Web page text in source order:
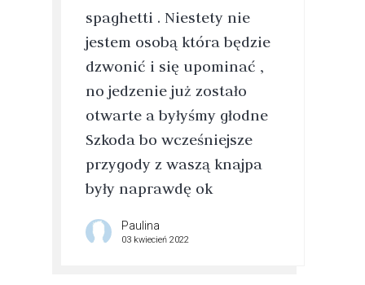
spaghetti . Niestety nie
jestem osobą która będzie
dzwonić i się upominać ,
no jedzenie już zostało
otwarte a byłyśmy głodne
Szkoda bo wcześniejsze
przygody z waszą knajpa
były naprawdę ok
Paulina
03 kwiecień 2022